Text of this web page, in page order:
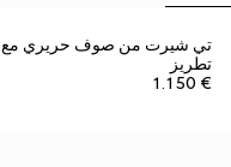
تي شيرت من صوف حريري مع
تطريز
€ 1.150